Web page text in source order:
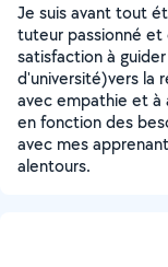
Je suis avant tout
tuteur passionné et
satisfaction à
d'université)vers la
avec empathie et à
en fonction des
avec mes
alentours.